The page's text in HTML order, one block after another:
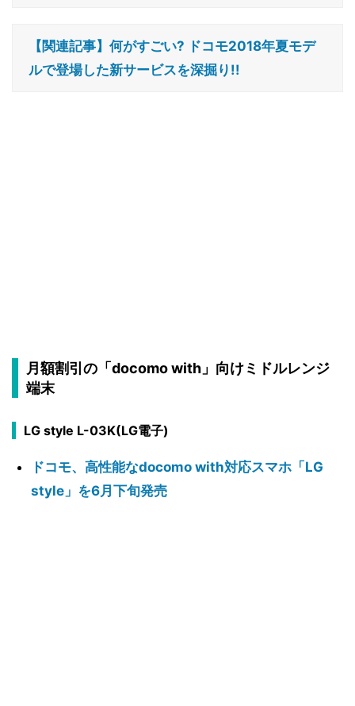
【関連記事】何がすごい? ドコモ2018年夏モデ
ルで登場した新サービスを深掘り!!
月額割引の「docomo with」向けミドルレンジ
端末
LG style L-03K(LG電子)
ドコモ、高性能なdocomo with対応スマホ「LG
style」を6月下旬発売